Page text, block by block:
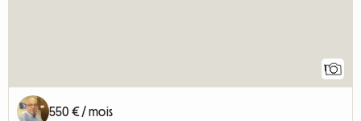
1
550 € / mois